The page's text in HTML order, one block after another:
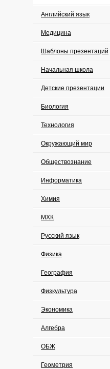
Английский язык
Медицина
Шаблоны презентаций
Начальная школа
Детские презентации
Биология
Технология
Окружающий мир
Обществознание
Информатика
Химия
МХК
Русский язык
Физика
География
Физкультура
Экономика
Алгебра
ОБЖ
Геометрия